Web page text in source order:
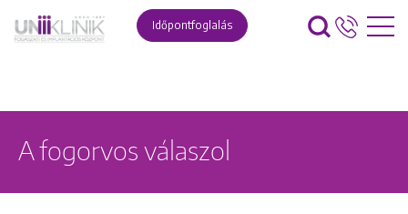
Időpontfoglalás
A fogorvos válaszol